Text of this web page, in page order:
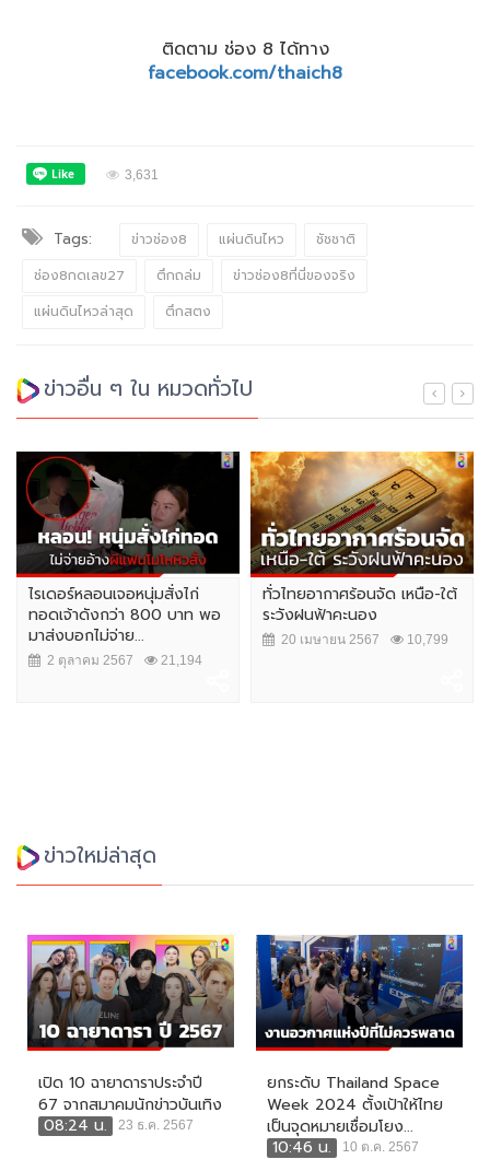
ติดตาม ช่อง 8 ได้ทาง
facebook.com/thaich8
3,631
Tags: ข่าวช่อง8 แผ่นดินไหว
ชัชชาติ
ช่อง8กดเลข27
ตึกถล่ม
ข่าวช่อง8ที่นี่ของจริง
แผ่นดินไหวล่าสุด
ตึกสตง
ข่าวอื่น ๆ ใน หมวดทั่วไป
ไรเดอร์หลอนเจอหนุ่มสั่งไก่
ทอดเจ้าดังกว่า 800 บาท พอ
มาส่งบอกไม่จ่าย...
2 ตุลาคม 2567 21,194
ทั่วไทยอากาศร้อนจัด เหนือ-ใต้
ระวังฝนฟ้าคะนอง
20 เมษายน 2567 10,799
ข่าวใหม่ล่าสุด
เปิด 10 ฉายาดาราประจำปี
67 จากสมาคมนักข่าวบันเทิง
08:24 น.
23 ธ.ค. 2567
ยกระดับ Thailand Space
Week 2024 ตั้งเป้าให้ไทย
เป็นจุดหมายเชื่อมโยง...
10:46 น.
10 ต.ค. 2567